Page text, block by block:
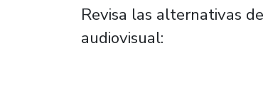
Revisa las alternativas
audiovisual: